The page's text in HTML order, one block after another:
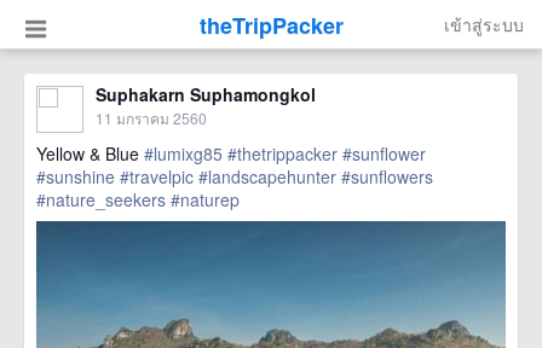
theTripPacker เข้าสู่ระบบ
Suphakarn Suphamongkol
11 มกราคม 2560
Yellow & Blue #lumixg85 #thetrippacker #sunflower
#sunshine #travelpic #landscapehunter #sunflowers
#nature_seekers #naturep
href=https://m.thetrippacker.com/th/image/location/202061>